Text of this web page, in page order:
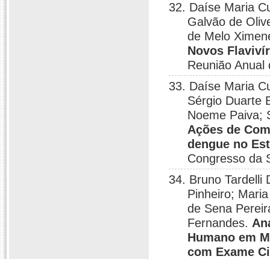
32. Daíse Maria
Galvão de
de Melo
Novos
Reunião
33. Daíse Maria
Sérgio Duarte
Noeme Paiva;
Ações de
dengue no
Congresso da
34. Bruno Tardelli
Pinheiro;
de Sena
Fernandes.
Humano em
com Exame